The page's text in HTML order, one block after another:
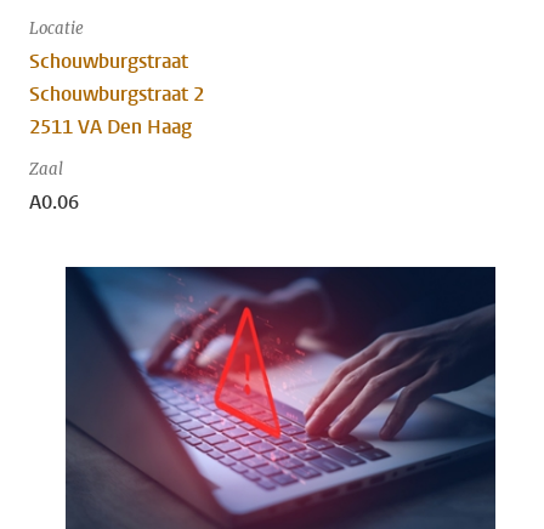
Locatie
Schouwburgstraat
Schouwburgstraat 2
2511 VA Den Haag
Zaal
A0.06